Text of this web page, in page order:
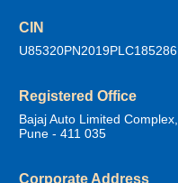
CIN
U85320PN2019PLC185286
Registered Office
Bajaj Auto Limited
Pune - 411 035
Corporate Address